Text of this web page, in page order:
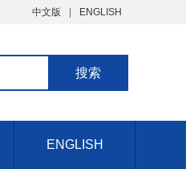
中文版 ENGLISH
ENGLISH